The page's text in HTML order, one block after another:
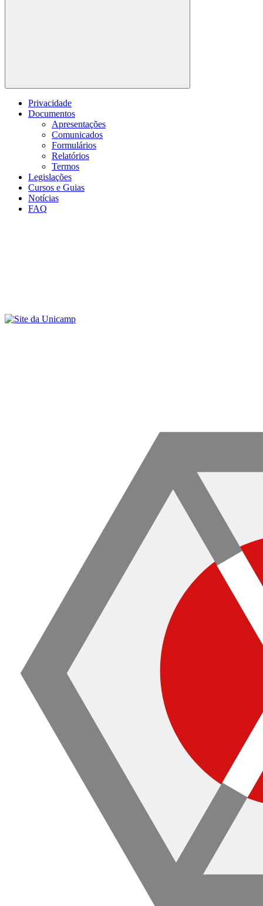
Buscar
Privacidade
Documentos
Apresentações
Comunicados
Formulários
Relatórios
Termos
Legislações
Cursos e Guias
Notícias
FAQ